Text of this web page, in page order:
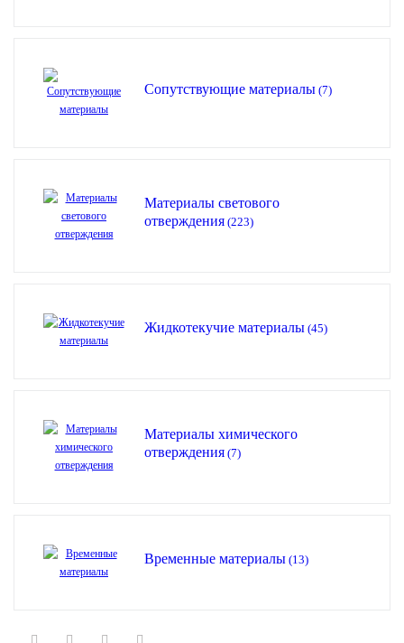
Сопутствующие материалы (7)
Материалы светового
отверждения (223)
Жидкотекучие материалы (45)
Материалы химического
отверждения (7)
Временные материалы (13)